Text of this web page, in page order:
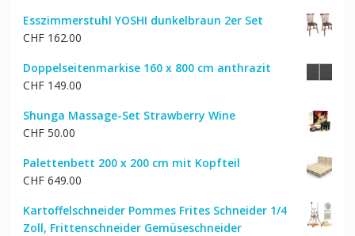
Esszimmerstuhl YOSHI dunkelbraun 2er Set
CHF162.00
Doppelseitenmarkise 160 x 800 cm anthrazit
CHF149.00
Shunga Massage-Set Strawberry Wine
CHF50.00
Palettenbett 200 x 200 cm mit Kopfteil
CHF649.00
Kartoffelschneider Pommes Frites Schneider 1/4
Zoll, Frittenschneider Gemüseschneider